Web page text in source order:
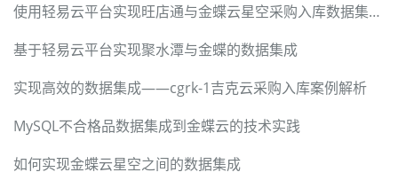
使用轻易云平台实现旺店通与金蝶云星空采购入库数据集成方案
基于轻易云平台实现聚水潭与金蝶的数据集成
实现高效的数据集成——cgrk-1吉克云采购入库案例解析
MySQL不合格品数据集成到金蝶云的技术实践
如何实现金蝶云星空之间的数据集成